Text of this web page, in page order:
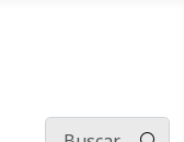
Buscar